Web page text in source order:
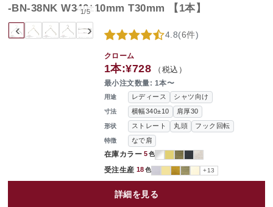
‹ ›
1/5
-BN-38NK W340±10mm T30mm 【1本】
用途 レディース シャツ向け
寸法 横幅340±10 肩厚30
形状 ストレート 丸頭 フック回転
特徴 なで肩
在庫カラー 5色
受注生産 18色 +13
4.8(6件)
クローム
1本:¥728 （税込）
最小注文数量: 1本〜
詳細を見る